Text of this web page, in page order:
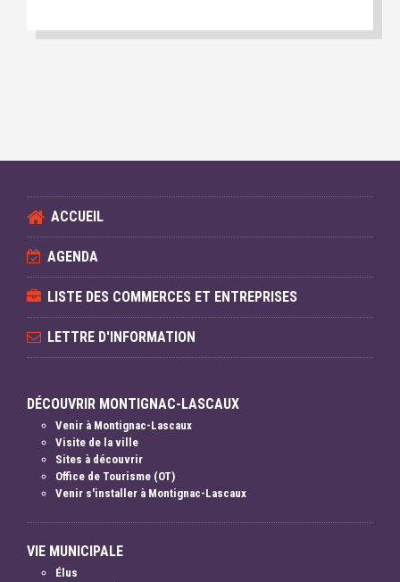
ACCUEIL
AGENDA
LISTE DES COMMERCES ET ENTREPRISES
LETTRE D'INFORMATION
DÉCOUVRIR MONTIGNAC-LASCAUX
Venir à Montignac-Lascaux
Visite de la ville
Sites à découvrir
Office de Tourisme (OT)
Venir s'installer à Montignac-Lascaux
VIE MUNICIPALE
Élus